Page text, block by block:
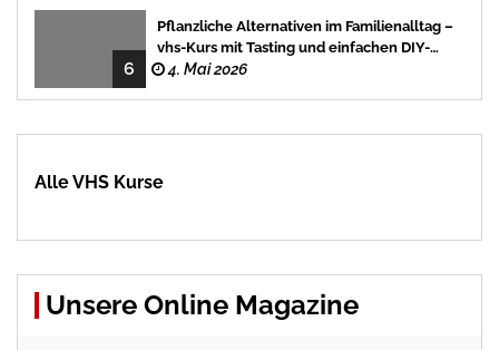
6
Pflanzliche Alternativen im Familienalltag –
vhs-Kurs mit Tasting und einfachen DIY-
Rezepten
4. Mai 2026
Alle VHS Kurse
Unsere Online Magazine